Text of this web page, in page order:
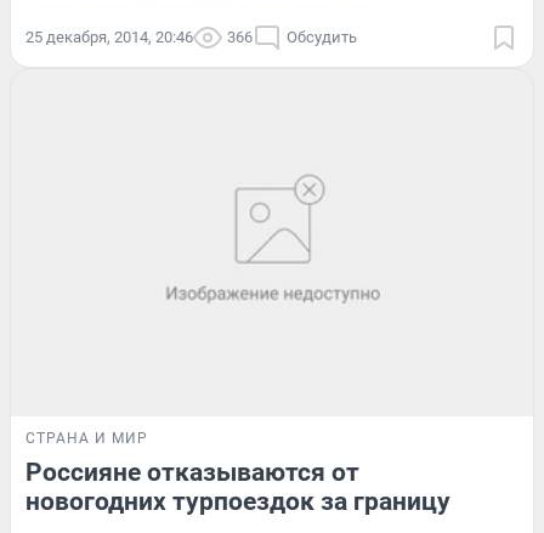
25 декабря, 2014, 20:46 366 Обсудить
СТРАНА И МИР
Россияне отказываются от
новогодних турпоездок за границу